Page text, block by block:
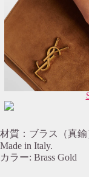
材質：ブラス（真鍮
Made in Italy.
カラー: Brass Gold